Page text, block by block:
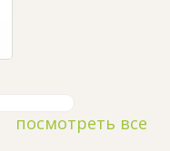
посмотреть все